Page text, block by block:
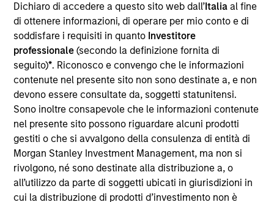
Dichiaro di accedere a questo sito web dall’Italia al fine
di ottenere informazioni, di operare per mio conto e di
soddisfare i requisiti in quanto Investitore
professionale(secondo la definizione fornita di
seguito)*. Riconosco e convengo che le informazioni
contenute nel presente sito non sono destinate a, e non
devono essere consultate da, soggetti statunitensi.
Sono inoltre consapevole che le informazioni contenute
nel presente sito possono riguardare alcuni prodotti
gestiti o che si avvalgono della consulenza di entità di
Morgan Stanley Investment Management, ma non si
rivolgono, né sono destinate alla distribuzione a, o
all’utilizzo da parte di soggetti ubicati in giurisdizioni in
cui la distribuzione di prodotti d’investimento non è
Il presente materiale contiene informazioni relative ai
Comparti di Morgan Stanley Investment Funds, una
società di investimento a capitale variabile di diritto
lussemburghese. (la “Società”) è registrata nel
Granducato di Lussemburgo come organismo
d’investimento collettivo ai sensi della Parte 1 della Legge
del 17 dicembre 2010 e successive modifiche. La Società è
un organismo d’investimento collettivo in valori mobiliari
(“OICVM”).
Prima dell’adesione ai comparti, le richieste di
partecipazione non devono essere presentate senza aver
consultato l’ultima versione del Prospetto Informativo, del
documento contenente informazioni chiave (“KID”) o del
documento contenente informazioni chiave per gli
investitori (“KIID”), della relazione annuale e della
relazione semestrale (“Documenti di offerta”) o altri